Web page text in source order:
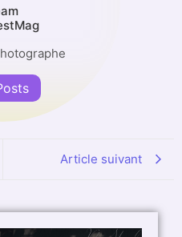
Article suivant